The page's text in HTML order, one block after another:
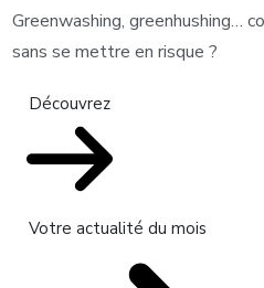
Greenwashing, greenhushing…
sans se mettre en risque ?
Découvrez
Votre actualité du mois